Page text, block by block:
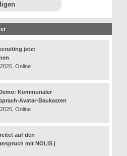
jetzt
Online
Kommunaler
Avatar-Baukasten
Online
auf den
mit NOLIS |